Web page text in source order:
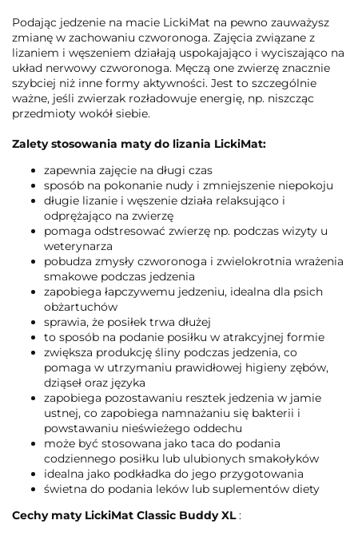
Podając jedzenie na macie LickiMat na pewno zauważysz
zmianę w zachowaniu czworonoga. Zajęcia związane z
lizaniem i węszeniem działają uspokajająco i wyciszająco na
układ nerwowy czworonoga. Męczą one zwierzę znacznie
szybciej niż inne formy aktywności. Jest to szczególnie
ważne, jeśli zwierzak rozładowuje energię, np. niszcząc
przedmioty wokół siebie.
Zalety stosowania maty do lizania LickiMat:
zapewnia zajęcie na długi czas
sposób na pokonanie nudy i zmniejszenie niepokoju
długie lizanie i węszenie działa relaksująco i
odprężająco na zwierzę
pomaga odstresować zwierzę np. podczas wizyty u
weterynarza
pobudza zmysły czworonoga i zwielokrotnia wrażenia
smakowe podczas jedzenia
zapobiega łapczywemu jedzeniu, idealna dla psich
obżartuchów
sprawia, że posiłek trwa dłużej
to sposób na podanie posiłku w atrakcyjnej formie
zwiększa produkcję śliny podczas jedzenia, co
pomaga w utrzymaniu prawidłowej higieny zębów,
dziąseł oraz języka
zapobiega pozostawaniu resztek jedzenia w jamie
ustnej, co zapobiega namnażaniu się bakterii i
powstawaniu nieświeżego oddechu
może być stosowana jako taca do podania
codziennego posiłku lub ulubionych smakołyków
idealna jako podkładka do jego przygotowania
świetna do podania leków lub suplementów diety
Cechy maty LickiMat Classic Buddy XL :